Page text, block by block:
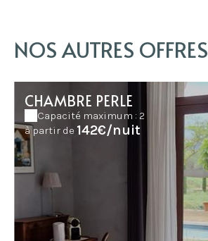
NOS AUTRES OFFRES
CHAMBRE PERLE
Capacité maximum : 2
à partir de 142€/nuit